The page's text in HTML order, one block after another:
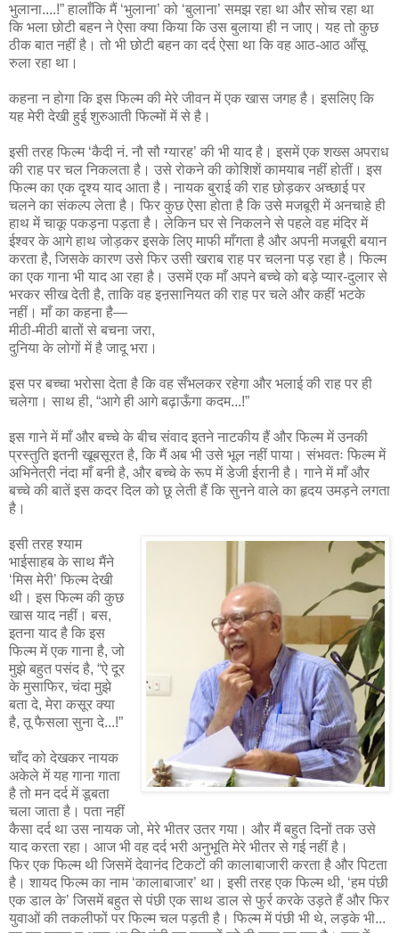
भुलाना....!” हालाँकि मैं ‘भुलाना’ को ‘बुलाना’ समझ रहा था और सोच रहा था
कि भला छोटी बहन ने ऐसा क्या किया कि उस बुलाया ही न जाए। यह तो कुछ
ठीक बात नहीं है। तो भी छोटी बहन का दर्द ऐसा था कि वह आठ-आठ आँसू
रुला रहा था।
कहना न होगा कि इस फिल्म की मेरे जीवन में एक खास जगह है। इसलिए कि
यह मेरी देखी हुई शुरुआती फिल्मों में से है।
इसी तरह फिल्म ‘कैदी नं. नौ सौ ग्यारह’ की भी याद है। इसमें एक शख्स अपराध
की राह पर चल निकलता है। उसे रोकने की कोशिशें कामयाब नहीं होतीं। इस
फिल्म का एक दृश्य याद आता है। नायक बुराई की राह छोड़कर अच्छाई पर
चलने का संकल्प लेता है। फिर कुछ ऐसा होता है कि उसे मजबूरी में अनचाहे ही
हाथ में चाकू पकड़ना पड़ता है। लेकिन घर से निकलने से पहले वह मंदिर में
ईश्वर के आगे हाथ जोड़कर इसके लिए माफी माँगता है और अपनी मजबूरी बयान
करता है, जिसके कारण उसे फिर उसी खराब राह पर चलना पड़ रहा है। फिल्म
का एक गाना भी याद आ रहा है। उसमें एक माँ अपने बच्चे को बड़े प्यार-दुलार से
भरकर सीख देती है, ताकि वह इऩसानियत की राह पर चले और कहीं भटके
नहीं। माँ का कहना है—
मीठी-मीठी बातों से बचना जरा,
दुनिया के लोगों में है जादू भरा।
इस पर बच्चा भरोसा देता है कि वह सँभलकर रहेगा और भलाई की राह पर ही
चलेगा। साथ ही, “आगे ही आगे बढ़ाऊँगा कदम...!”
इस गाने में माँ और बच्चे के बीच संवाद इतने नाटकीय हैं और फिल्म में उनकी
प्रस्तुति इतनी खूबसूरत है, कि मैं अब भी उसे भूल नहीं पाया। संभवतः फिल्म में
अभिनेत्री नंदा माँ बनी है, और बच्चे के रूप में डेजी ईरानी है। गाने में माँ और
बच्चे की बातें इस कदर दिल को छू लेती हैं कि सुनने वाले का हृदय उमड़ने लगता
है।
इसी तरह श्याम
भाईसाहब के साथ मैंने
‘मिस मेरी’ फिल्म देखी
थी। इस फिल्म की कुछ
खास याद नहीं। बस,
इतना याद है कि इस
फिल्म में एक गाना है, जो
मुझे बहुत पसंद है, “ऐ दूर
के मुसाफिर, चंदा मुझे
बता दे, मेरा कसूर क्या
है, तू फैसला सुना दे...!”
चाँद को देखकर नायक
अकेले में यह गाना गाता
है तो मन दर्द में डूबता
चला जाता है। पता नहीं
कैसा दर्द था उस नायक जो, मेरे भीतर उतर गया। और मैं बहुत दिनों तक उसे
याद करता रहा। आज भी वह दर्द भरी अनुभूति मेरे भीतर से गई नहीं है।
फिर एक फिल्म थी जिसमें देवानंद टिकटों की कालाबाजारी करता है और पिटता
है। शायद फिल्म का नाम ‘कालाबाजार’ था। इसी तरह एक फिल्म थी, ‘हम पंछी
एक डाल के’ जिसमें बहुत से पंछी एक साथ डाल से फुर्र करके उड़ते हैं और फिर
युवाओं की तकलीफों पर फिल्म चल पड़ती है। फिल्म में पंछी भी थे, लड़के भी...